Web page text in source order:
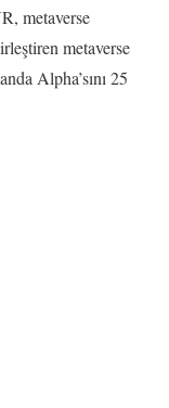
metaverse
metaverse
Alpha’sını 25